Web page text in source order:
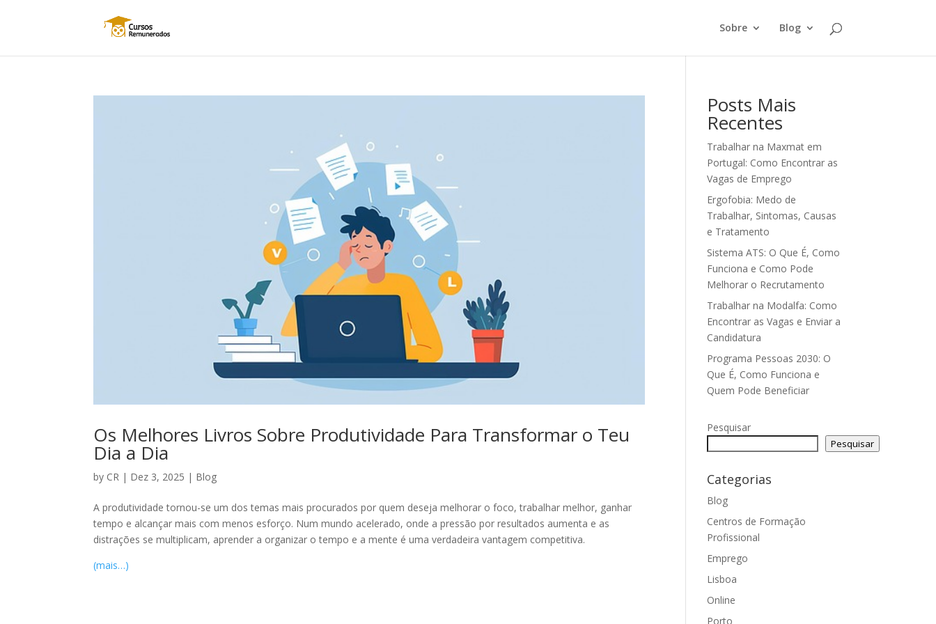
Sobre Blog
Os Melhores Livros Sobre Produtividade Para Transformar o Teu
Dia a Dia
by CR | Dez 3, 2025 | Blog
A produtividade tornou-se um dos temas mais procurados por quem deseja melhorar o foco, trabalhar melhor, ganhar
tempo e alcançar mais com menos esforço. Num mundo acelerado, onde a pressão por resultados aumenta e as
distrações se multiplicam, aprender a organizar o tempo e a mente é uma verdadeira vantagem competitiva.
(mais…)
Posts Mais
Recentes
Trabalhar na Maxmat em
Portugal: Como Encontrar as
Vagas de Emprego
Ergofobia: Medo de
Trabalhar, Sintomas, Causas
e Tratamento
Sistema ATS: O Que É, Como
Funciona e Como Pode
Melhorar o Recrutamento
Trabalhar na Modalfa: Como
Encontrar as Vagas e Enviar a
Candidatura
Programa Pessoas 2030: O
Que É, Como Funciona e
Quem Pode Beneficiar
Pesquisar
Pesquisar
Categorias
Blog
Centros de Formação
Profissional
Emprego
Lisboa
Online
Porto